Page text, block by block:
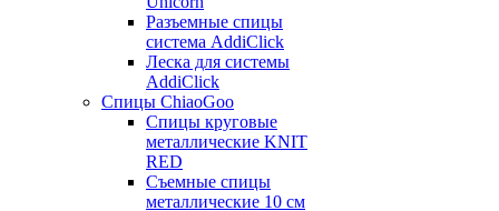
Разъемные спицы
система AddiClick
Леска для системы
AddiClick
Спицы ChiaoGoo
Спицы круговые
металлические KNIT
RED
Съемные спицы
металлические 10 см